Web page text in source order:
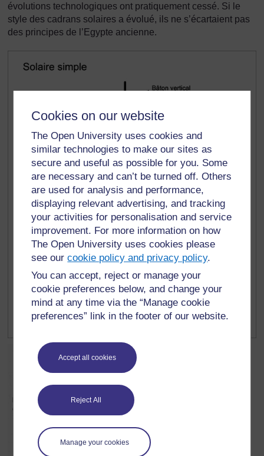
Cookies on our website
The Open University uses cookies and
similar technologies to make our sites as
secure and useful as possible for you. Some
are necessary and can’t be turned off. Others
are used for analysis and performance,
displaying relevant advertising, and tracking
your activities for personalisation and service
improvement. For more information on how
The Open University uses cookies please
see ourcookie policy and privacy policy.
You can accept, reject or manage your
cookie preferences below, and change your
mind at any time via the “Manage cookie
preferences” link in the footer of our website.
Accept all cookies
Reject All
Manage your cookies
évolutions technologiques ont pratiquement cessé. Si le
style des cadrans solaires a évolué, ils ne s’écartaient pas
des principes de l’Egypte ancienne.